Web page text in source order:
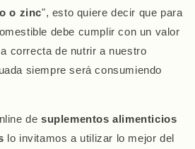
o zinc", esto quiere decir que para
debe cumplir con un valor
correcta de nutrir a nuestro
siempre será consumiendo
desuplementos alimenticios
lo invitamos a utilizar lo mejor del